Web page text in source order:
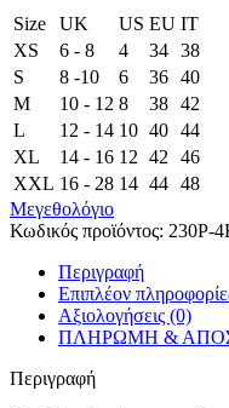
Size UK US EU ΙΤ
XS
6 - 8 4 34 38
S
8 -10 6 36 40
M
10 - 12 8 38 42
L
12 - 14 10 40 44
XL
14 - 16 12 42
46
XXL 16 - 28 14 44 48
Μεγεθολόγιο
Κωδικός προϊόντος: 230P-
Περιγραφή
Επιπλέον
Αξιολογήσεις (0)
ΠΛΗΡΩΜΗ &
Περιγραφή